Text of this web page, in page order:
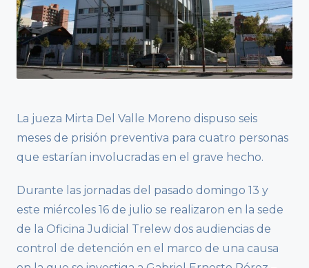
La jueza Mirta Del Valle Moreno dispuso seis
meses de prisión preventiva para cuatro personas
que estarían involucradas en el grave hecho.
Durante las jornadas del pasado domingo 13 y
este miércoles 16 de julio se realizaron en la sede
de la Oficina Judicial Trelew dos audiencias de
control de detención en el marco de una causa